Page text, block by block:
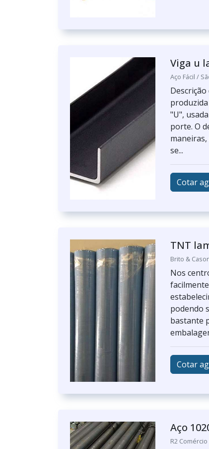
Viga u
Aço Fácil /
"U",
porte. O
se...
Cotar
TNT
Brito &
Nos
podendo
bastante
Cotar
Aço
R2